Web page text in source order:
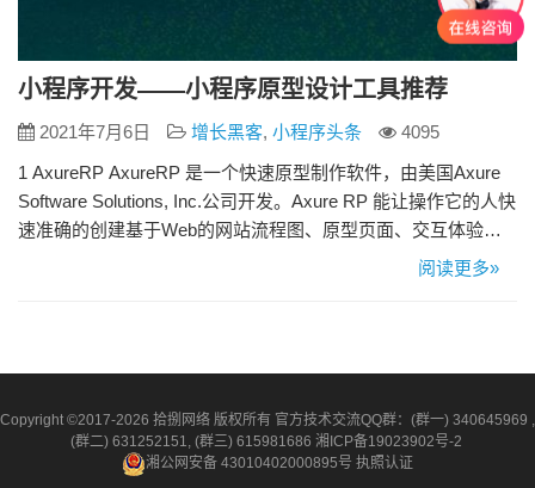
小程序开发——小程序原型设计工具推荐
2021年7月6日 增长黑客, 小程序头条
4095
1 AxureRP AxureRP 是一个快速原型制作软件，由美国Axure
Software Solutions, Inc.公司开发。Axure RP 能让操作它的人快
速准确的创建基于Web的网站流程图、原型页面、交互体验设
计、标注详细开发说明，并导出Html原型或规格的Word开发文
阅读更多»
Copyright ©2017-2026 拾捌网络 版权所有 官方技术交流QQ群：(群一) 340645969 ,
(群二) 631252151, (群三) 615981686 湘ICP备19023902号-2
湘公网安备 43010402000895号 执照认证